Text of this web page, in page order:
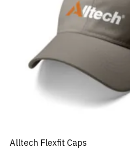
Alltech Flexfit Caps
Dette